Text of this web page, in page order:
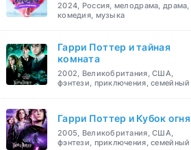
2024, Россия, мелодрама, драма,
комедия, музыка
Гарри Поттер и тайная
комната
2002, Великобритания, США,
фэнтези, приключения, семейный
Гарри Поттер и Кубок огня
2005, Великобритания, США,
фэнтези, приключения, семейный